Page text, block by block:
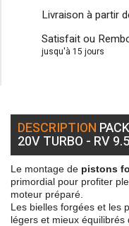
Livraison à partir
Satisfait ou
jusqu'à 15 jours
DESCRIPTION
20V TURBO - RV 9.5
Le montage de pistons
primordial pour profiter
moteur préparé.
Les bielles forgées et les
légers et mieux